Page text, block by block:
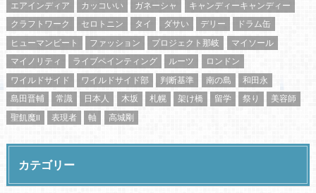
エアインディア
カッコいい ガネーシャ
キャンディーキャンディー
クラフトワーク
セロトニン タイ ダサい デリー
ドラム缶
ヒューマンビート
ファッション プロジェクト那岐
マイソール
マイノリティ
ライブペインティング ルーツ
ロンドン
ワイルドサイド
ワイルドサイド部 判断基準 南の島
和田永
島田晋輔
常識 日本人 木坂 札幌 架け橋 留学 祭り
美容師
聖飢魔II
表現者 軸 高城剛
カテゴリー